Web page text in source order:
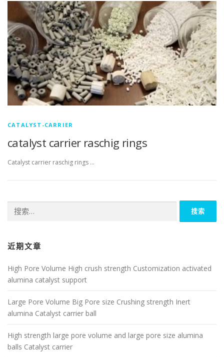
CATALYST-CARRIER
catalyst carrier raschig rings
Catalyst carrier raschig rings …
索：
近期文章
High Pore Volume High crush strength Customization activated
alumina catalyst support
Large Pore Volume Big Pore size Crushing strength Inert
alumina Catalyst carrier ball
High strength large pore volume and large pore size alumina
balls Catalyst carrier